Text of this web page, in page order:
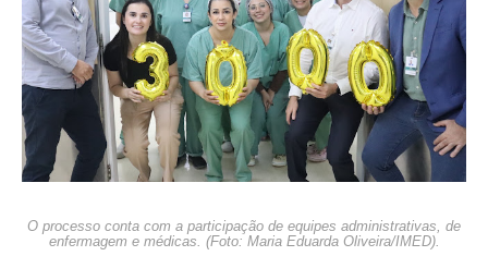
O processo conta com a participação de equipes administrativas, de
enfermagem e médicas. (Foto: Maria Eduarda Oliveira/IMED).